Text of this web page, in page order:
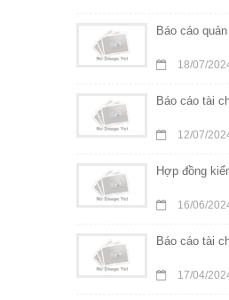
Báo cáo
18/07/
Báo cáo tài
12/07/
Hợp đồng
16/06/
Báo cáo tài
17/04/